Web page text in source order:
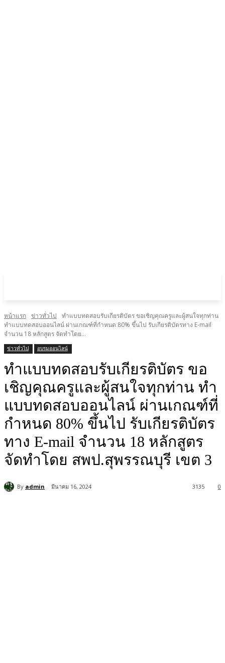
หน้าแรก ข่าวทั่วไป
ทำแบบทดสอบรับเกียรติบัตร ขอเชิญคุณครูและผู้สนใจทุกท่าน
ทำแบบทดสอบออนไลน์ ผ่านเกณฑ์ที่กำหนด 80% ขึ้นไป รับเกียรติบัตรทาง E-mail
จำนวน 18 หลักสูตร จัดทำโดย...
ข่าวทั่วไป อบรมออนไลน์
ทำแบบทดสอบรับเกียรติบัตร ขอ
เชิญคุณครูและผู้สนใจทุกท่าน ทำ
แบบทดสอบออนไลน์ ผ่านเกณฑ์ที่
กำหนด 80% ขึ้นไป รับเกียรติบัตร
ทาง E-mail จำนวน 18 หลักสูตร
จัดทำโดย สพป.สุพรรณบุรี เขต 3
By admin มีนาคม 16, 2024 0
3135